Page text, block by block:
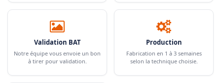
Validation BAT
Notre équipe vous envoie un bon
à tirer pour validation.
Production
Fabrication en 1 à 3 semaines
selon la technique choisie.